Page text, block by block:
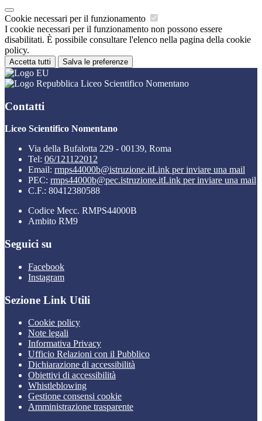
Cookie necessari per il funzionamento
I cookie necessari per il funzionamento non possono essere
disabilitati. È possibile consultare l'elenco nella pagina della cookie
policy.
Accetta tutti Salva le preferenze
Liceo Scientifico Nomentano
Contatti
Liceo Scientifico Nomentano
Via della Bufalotta 229 - 00139, Roma
Tel: 06/121122012
Email: rmps44000b@istruzione.itLink per inviare una mail
PEC: rmps44000b@pec.istruzione.itLink per inviare una mail
C.F.: 80412380588
Codice Mecc. RMPS44000B
Ambito RM9
Seguici su
Facebook
Instagram
Sezione Link Utili
Cookie policy
Note legali
Informativa Privacy
Ufficio Relazioni con il Pubblico
Dichiarazione di accessibilità
Obiettivi di accessibilità
Whistleblowing
Gestione consensi cookie
Amministrazione trasparente